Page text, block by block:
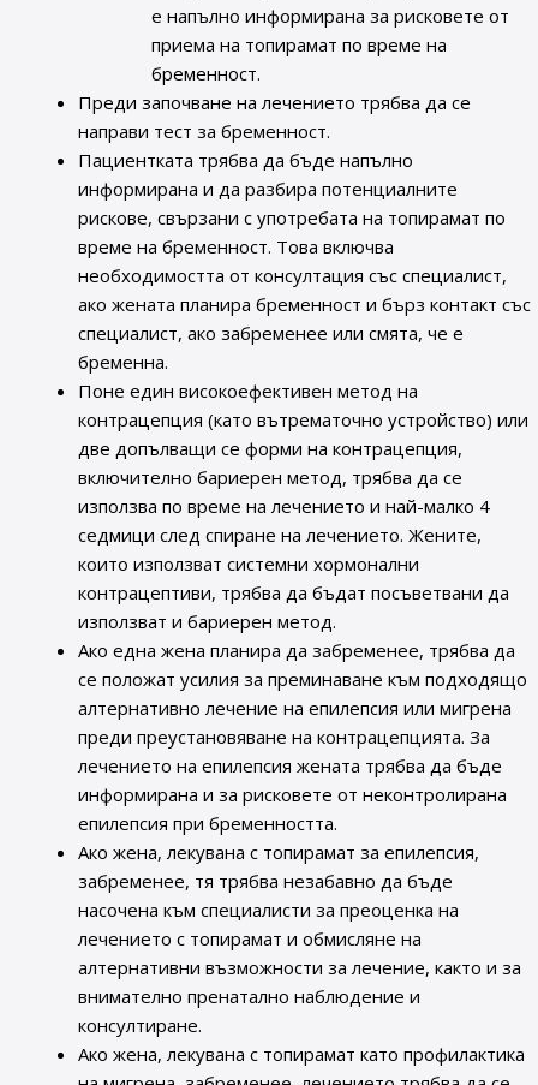
е напълно информирана за рисковете от
приема на топирамат по време на
бременност.
Преди започване на лечението трябва да се
направи тест за бременност.
Пациентката трябва да бъде напълно
информирана и да разбира потенциалните
рискове, свързани с употребата на топирамат по
време на бременност. Това включва
необходимостта от консултация със специалист,
ако жената планира бременност и бърз контакт със
специалист, ако забременее или смята, че е
бременна.
Поне един високоефективен метод на
контрацепция (като вътрематочно устройство) или
две допълващи се форми на контрацепция,
включително бариерен метод, трябва да се
използва по време на лечението и най-малко 4
седмици след спиране на лечението. Жените,
които използват системни хормонални
контрацептиви, трябва да бъдат посъветвани да
използват и бариерен метод.
Ако една жена планира да забременее, трябва да
се положат усилия за преминаване към подходящо
алтернативно лечение на епилепсия или мигрена
преди преустановяване на контрацепцията. За
лечението на епилепсия жената трябва да бъде
информирана и за рисковете от неконтролирана
епилепсия при бременността.
Ако жена, лекувана с топирамат за епилепсия,
забременее, тя трябва незабавно да бъде
насочена към специалисти за преоценка на
лечението с топирамат и обмисляне на
алтернативни възможности за лечение, както и за
внимателно пренатално наблюдение и
консултиране.
Ако жена, лекувана с топирамат като профилактика